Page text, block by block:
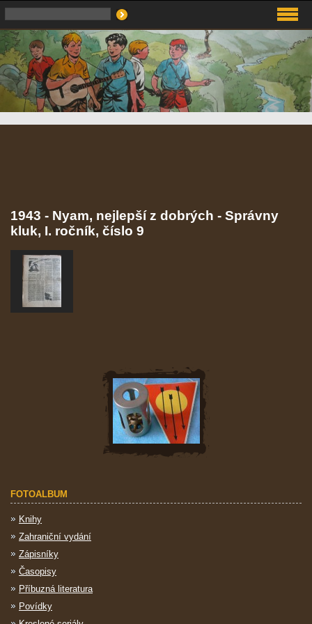
1943 - Nyam, nejlepší z dobrých - Správny
kluk, I. ročník, číslo 9
FOTOALBUM
Knihy
Zahraniční vydání
Zápisníky
Časopisy
Příbuzná literatura
Povídky